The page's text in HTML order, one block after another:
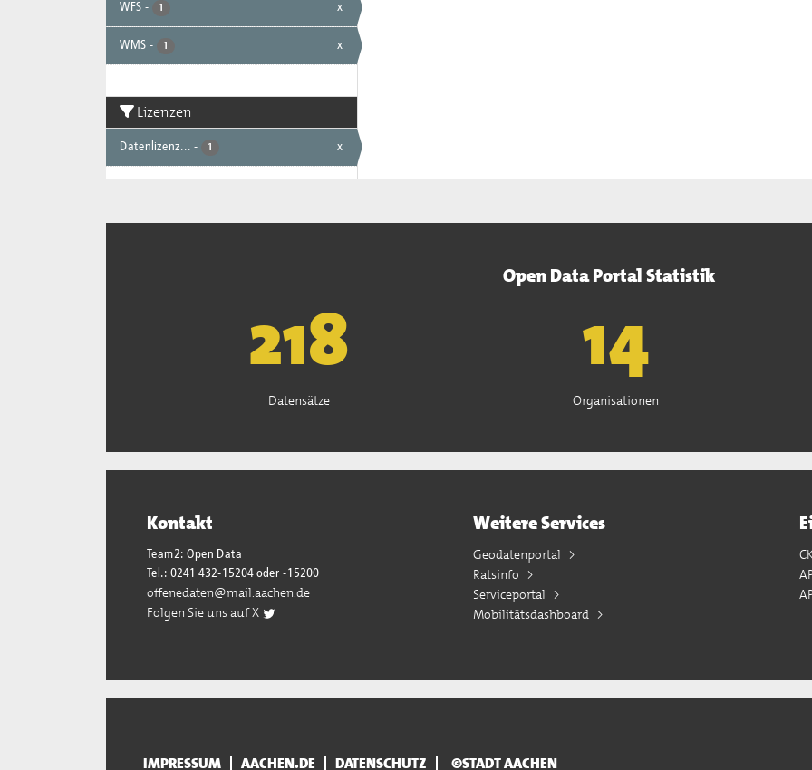
WFS - 1 x
WMS - 1 x
Lizenzen
Datenlizenz... - 1 x
Open Data Portal Statistik
221
Datensätze
15
Organisationen
Kontakt
Team2: Open Data
Tel.: 0241 432-15204 oder -15200
offenedaten@mail.aachen.de
Folgen Sie uns auf X
Weitere Services
Geodatenportal
Ratsinfo
Serviceportal
Mobilitätsdashboard
IMPRESSUM AACHEN.DE DATENSCHUTZ ©STADT AACHEN